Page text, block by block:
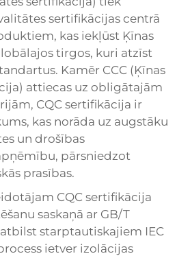
sertifikācijas centrā
kas iekļūst Ķīnas
tirgos, kuri atzīst
Kamēr CCC (Ķīnas
attiecas uz obligātajām
CQC sertifikācija ir
kas norāda uz augstāku
un drošības
pārsniedzot
prasības.
CQC sertifikācija
saskaņā ar GB/T
starptautiskajiem IEC
ietver izolācijas